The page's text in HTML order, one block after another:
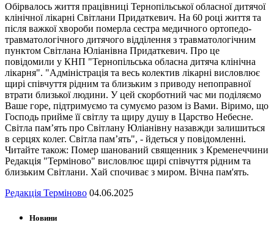
Обірвалось життя працівниці Тернопільської обласної дитячої
клінічної лікарні Світлани Придаткевич. На 60 році життя та
після важкої хвороби померла сестра медичного ортопедо-
травматологічного дитячого відділення з травматологічним
пунктом Світлана Юліанівна Придаткевич. Про це
повідомили у КНП "Тернопільська обласна дитяча клінічна
лікарня". "Адміністрація та весь колектив лікарні висловлює
щирі співчуття рідним та близьким з приводу непоправної
втрати близької людини. У цей скорботний час ми поділяємо
Ваше горе, підтримуємо та сумуємо разом із Вами. Віримо, що
Господь прийме її світлу та щиру душу в Царство Небесне.
Світла пам’ять про Світлану Юліанівну назавжди залишиться
в серцях колег. Світла пам’ять", - йдеться у повідомленні.
Читайте також: Помер шанований священник з Кременеччини
Редакція "Терміново" висловлює щирі співчуття рідним та
близьким Світлани. Хай спочиває з миром. Вічна пам'ять.
Редакція Терміново 04.06.2025
Новини